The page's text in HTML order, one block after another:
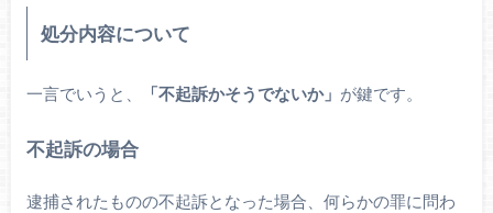
処分内容について
一言でいうと、 「不起訴かそうでないか」 が鍵です。
不起訴の場合
逮捕されたものの不起訴となった場合、何らかの罪に問わ